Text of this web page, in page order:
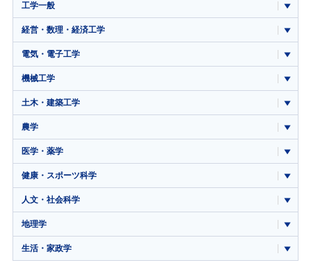
工学一般
経営・数理・経済工学
電気・電子工学
機械工学
土木・建築工学
農学
医学・薬学
健康・スポーツ科学
人文・社会科学
地理学
生活・家政学